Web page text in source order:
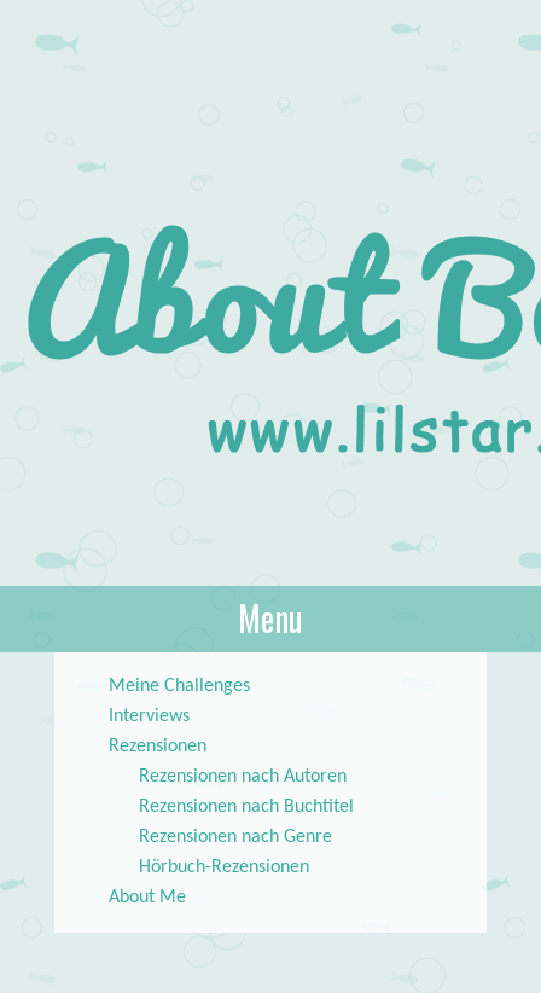
About Books
lilstar.de
Menu
Meine Challenges
Interviews
Rezensionen
Rezensionen nach Autoren
Rezensionen nach Buchtitel
Rezensionen nach Genre
Hörbuch-Rezensionen
About Me